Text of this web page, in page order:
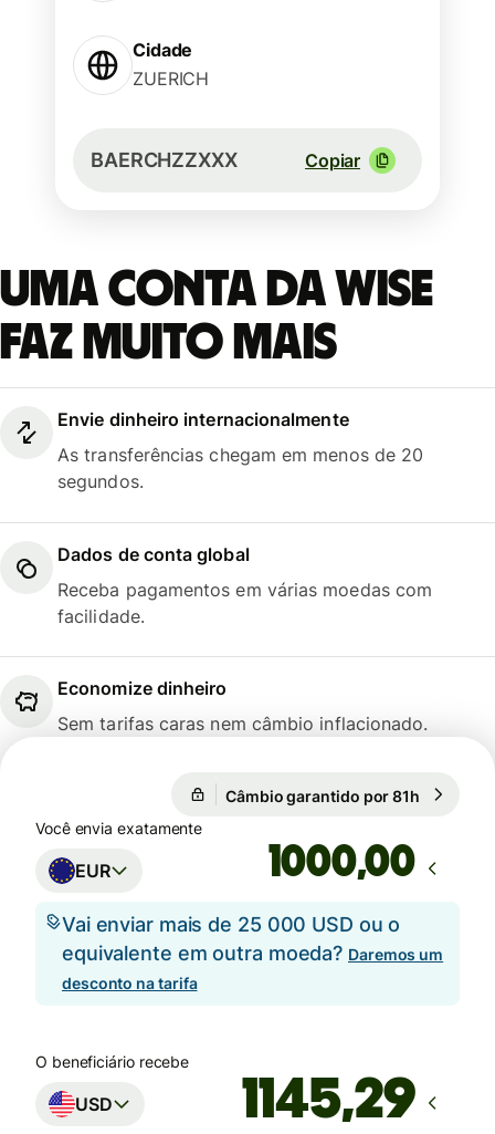
Cidade
ZUERICH
BAERCHZZXXX Copiar
Uma conta da Wise
faz muito mais
Envie dinheiro internacionalmente
As transferências chegam em menos de 20
segundos.
Dados de conta global
Receba pagamentos em várias moedas com
facilidade.
Economize dinheiro
Sem tarifas caras nem câmbio inflacionado.
Câmbio garantido por 81h
Você envia exatamente
EUR ,00
Vai enviar mais de 25 000 USD ou o
equivalente em outra moeda? Daremos um
desconto na tarifa
O beneficiário recebe
USD